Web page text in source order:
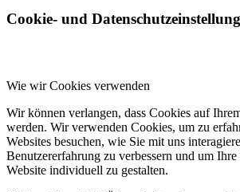
Cookie- und
Wie wir Cookies verwenden
Wir können verlangen, dass Cookies auf
werden. Wir verwenden Cookies, um zu
Websites besuchen, wie Sie mit uns
Benutzererfahrung zu verbessern und um
Website individuell zu gestalten.